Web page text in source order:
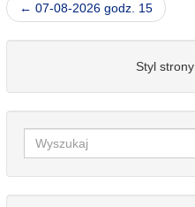
← 07-08-2026 godz. 15
Styl strony